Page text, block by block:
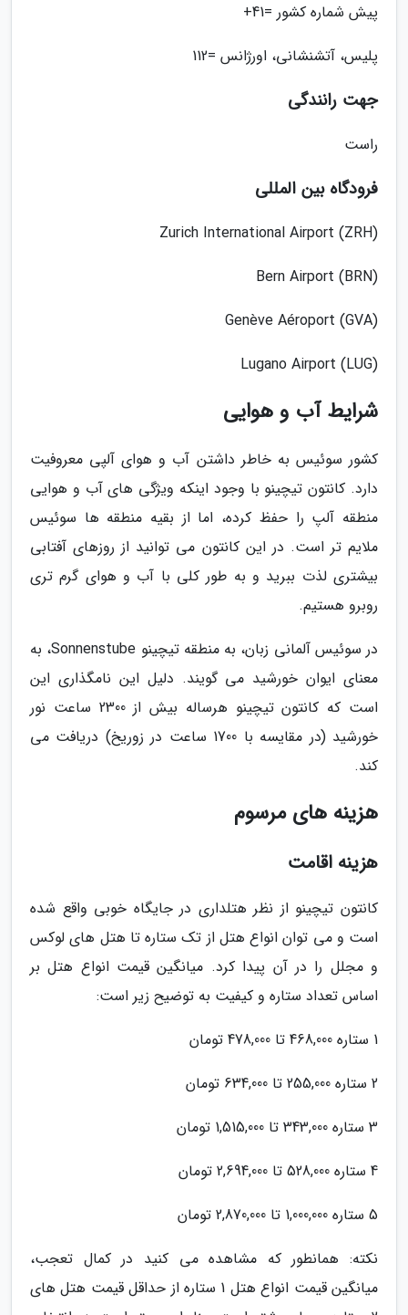
پیش شماره کشور =41+
پلیس، آتشنشانی، اورژانس =112
جهت رانندگی
راست
فرودگاه بین المللی
(Zurich International Airport (ZRH
(Bern Airport (BRN
(Genève Aéroport (GVA
(Lugano Airport (LUG
شرایط آب و هوایی
کشور سوئیس به خاطر داشتن آب و هوای آلپی معروفیت
دارد. کانتون تیچینو با وجود اینکه ویژگی های آب و هوایی
منطقه آلپ را حفظ کرده، اما از بقیه منطقه ها سوئیس
ملایم تر است. در این کانتون می توانید از روزهای آفتابی
بیشتری لذت ببرید و به طور کلی با آب و هوای گرم تری
روبرو هستیم.
در سوئیس آلمانی زبان، به منطقه تیچینو Sonnenstube، به
معنای ایوان خورشید می گویند. دلیل این نامگذاری این
است که کانتون تیچینو هرساله بیش از 2300 ساعت نور
خورشید (در مقایسه با 1700 ساعت در زوریخ) دریافت می
کند.
هزینه های مرسوم
هزینه اقامت
کانتون تیچینو از نظر هتلداری در جایگاه خوبی واقع شده
است و می توان انواع هتل از تک ستاره تا هتل های لوکس
و مجلل را در آن پیدا کرد. میانگین قیمت انواع هتل بر
اساس تعداد ستاره و کیفیت به توضیح زیر است:
1 ستاره 468,000 تا 478,000 تومان
2 ستاره 255,000 تا 634,000 تومان
3 ستاره 343,000 تا 1,515,000 تومان
4 ستاره 528,000 تا 2,694,000 تومان
5 ستاره 1,000,000 تا 2,870,000 تومان
نکته: همانطور که مشاهده می کنید در کمال تعجب،
میانگین قیمت انواع هتل 1 ستاره از حداقل قیمت هتل های